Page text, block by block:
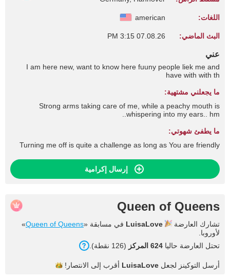
اللغات: american
البث الماضي: 07.08.26 3:15 PM
عني
I am here new, want to know here fuuny people liek me and
have with with th
ما يجعلني مشتهية:
Strong arms taking care of me, while a peachy mouth is
whispering into my ears.. hm..
ما يطفئ شهوتي:
Turning me off is quite a challenge as long as You are friendly
إرسال إكرامية
Queen of Queens
تشارك العارضة LuisaLove في مسابقة «Queen of Queens
»
لأوروبا.
تحتل العارضة حاليا 624 المركز (126 نقطة).
أرسل التوكينز لجعل LuisaLove أقرب إلى الانتصار!